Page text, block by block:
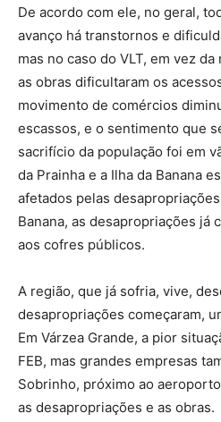
De acordo com ele, no geral,
avanço há transtornos e
mas no caso do VLT, em vez
as obras dificultaram os
movimento de comércios
escassos, e o sentimento que
sacrifício da população foi em
da Prainha e a Ilha da Banana
afetados pelas
Banana, as desapropriações já
aos cofres públicos.
A região, que já sofria, vive,
desapropriações começaram,
Em Várzea Grande, a pior
FEB, mas grandes empresas
Sobrinho, próximo ao
as desapropriações e as obras.